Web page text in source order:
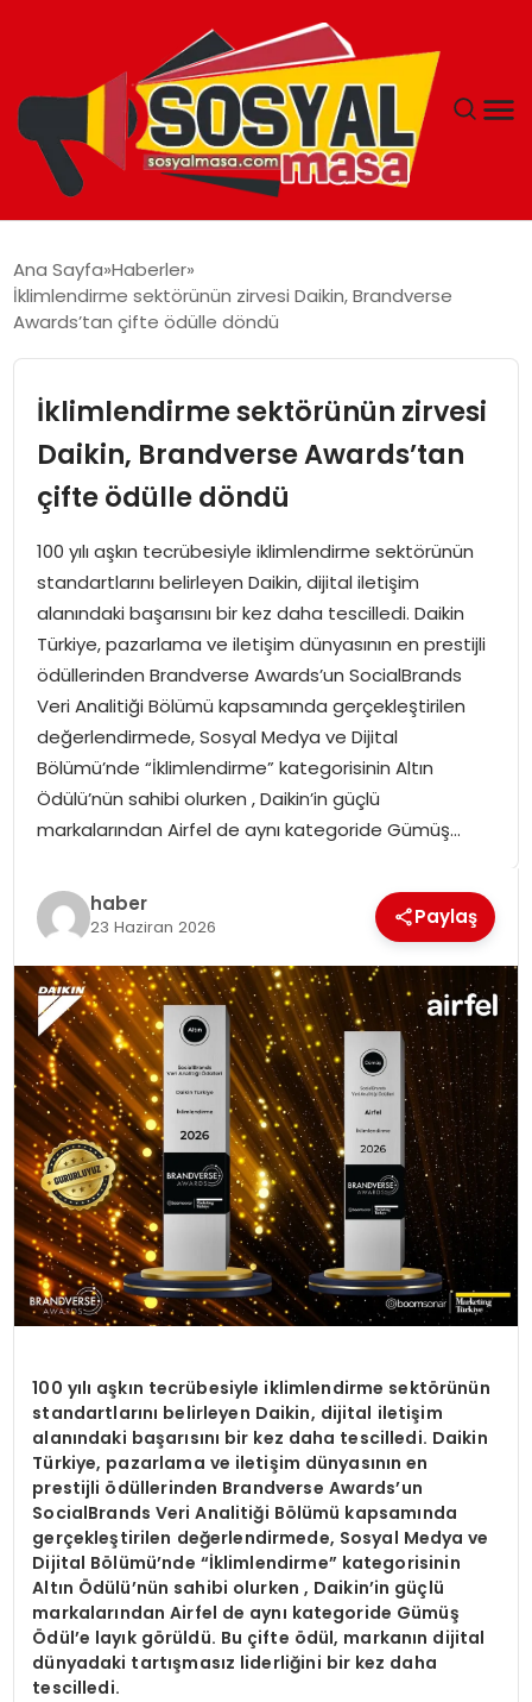
EKONOMI
EĞITIM
SPOR
GÜNDEM
MAGAZIN
Ana Sayfa Haberler
İklimlendirme sektörünün zirvesi Daikin, Brandverse
Awards’tan çifte ödülle döndü
İklimlendirme sektörünün zirvesi
Daikin, Brandverse Awards’tan
çifte ödülle döndü
100 yılı aşkın tecrübesiyle iklimlendirme sektörünün
standartlarını belirleyen Daikin, dijital iletişim
alanındaki başarısını bir kez daha tescilledi. Daikin
Türkiye, pazarlama ve iletişim dünyasının en prestijli
ödüllerinden Brandverse Awards’un SocialBrands
Veri Analitiği Bölümü kapsamında gerçekleştirilen
değerlendirmede, Sosyal Medya ve Dijital
Bölümü’nde “İklimlendirme” kategorisinin Altın
Ödülü’nün sahibi olurken , Daikin’in güçlü
markalarından Airfel de aynı kategoride Gümüş…
haber
23 Haziran 2026 Paylaş
100 yılı aşkın tecrübesiyle iklimlendirme sektörünün
standartlarını belirleyen Daikin, dijital iletişim
alanındaki başarısını bir kez daha tescilledi. Daikin
Türkiye, pazarlama ve iletişim dünyasının en
prestijli ödüllerinden Brandverse Awards’un
SocialBrands Veri Analitiği Bölümü kapsamında
gerçekleştirilen değerlendirmede, Sosyal Medya ve
Dijital Bölümü’nde “İklimlendirme” kategorisinin
Altın Ödülü’nün sahibi olurken , Daikin’in güçlü
markalarından Airfel de aynı kategoride Gümüş
Ödül’e layık görüldü. Bu çifte ödül, markanın dijital
dünyadaki tartışmasız liderliğini bir kez daha
tescilledi.